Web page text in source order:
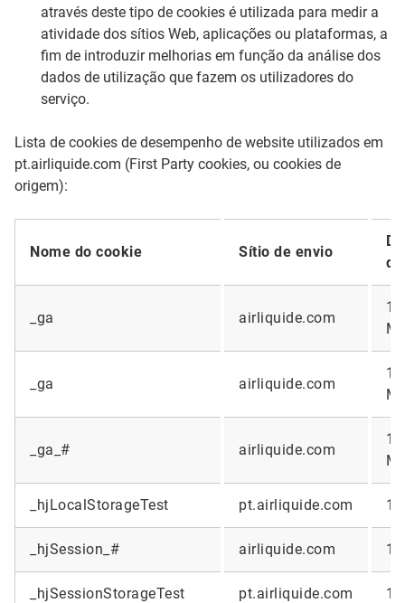
através deste tipo de cookies é utilizada para medir a
atividade dos sítios Web, aplicações ou plataformas, a
fim de introduzir melhorias em função da análise dos
dados de utilização que fazem os utilizadores do
serviço.
Lista de cookies de desempenho de website utilizados em
pt.airliquide.com (First Party cookies, ou cookies de
origem):
Nome do cookie Sítio de envio
_ga airliquide.com
14
_ga airliquide.com
14
_ga_# airliquide.com
14
_hjLocalStorageTest pt.airliquide.com 1
_hjSession_# airliquide.com 1
_hjSessionStorageTest pt.airliquide.com 1